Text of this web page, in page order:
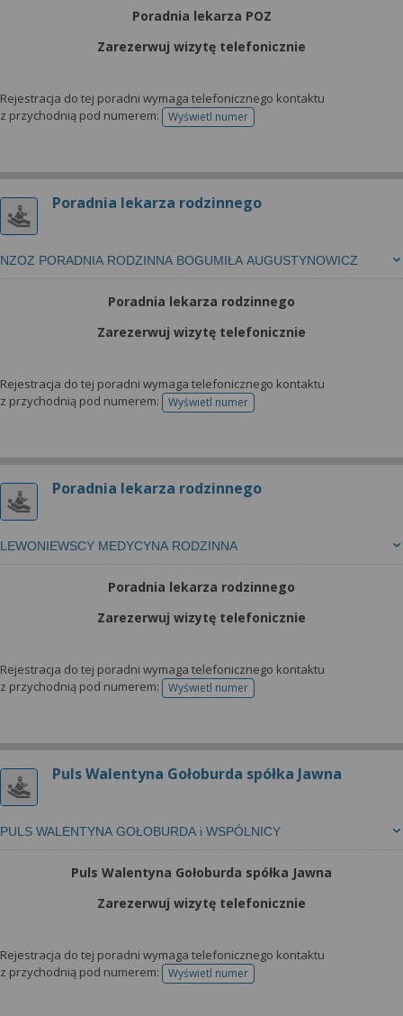
Poradnia lekarza POZ
Zarezerwuj wizytę telefonicznie
Rejestracja do tej poradni wymaga telefonicznego kontaktu
z przychodnią pod numerem:
Wyświetl numertelefonu do rejestracji
Poradnia lekarza rodzinnego
NZOZ PORADNIA RODZINNA BOGUMIŁA AUGUSTYNOWICZ
Poradnia lekarza rodzinnego
Zarezerwuj wizytę telefonicznie
Rejestracja do tej poradni wymaga telefonicznego kontaktu
z przychodnią pod numerem:
Wyświetl numertelefonu do rejestracji
Poradnia lekarza rodzinnego
LEWONIEWSCY MEDYCYNA RODZINNA
Poradnia lekarza rodzinnego
Zarezerwuj wizytę telefonicznie
Rejestracja do tej poradni wymaga telefonicznego kontaktu
z przychodnią pod numerem:
Wyświetl numertelefonu do rejestracji
Puls Walentyna Gołoburda spółka Jawna
PULS WALENTYNA GOŁOBURDA i WSPÓLNICY
Puls Walentyna Gołoburda spółka Jawna
Zarezerwuj wizytę telefonicznie
Rejestracja do tej poradni wymaga telefonicznego kontaktu
z przychodnią pod numerem:
Wyświetl numertelefonu do rejestracji